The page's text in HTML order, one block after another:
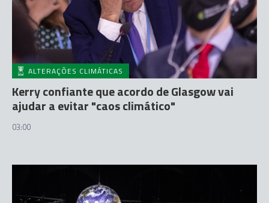
ALTERAÇÕES CLIMÁTICAS
Kerry confiante que acordo de Glasgow vai
ajudar a evitar "caos climático"
03:00